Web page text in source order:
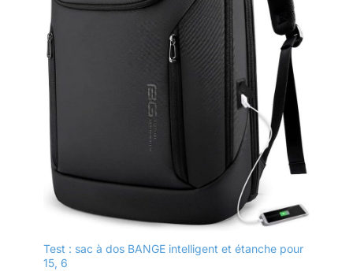
Test : sac à dos BANGE intelligent et étanche pour
15, 6